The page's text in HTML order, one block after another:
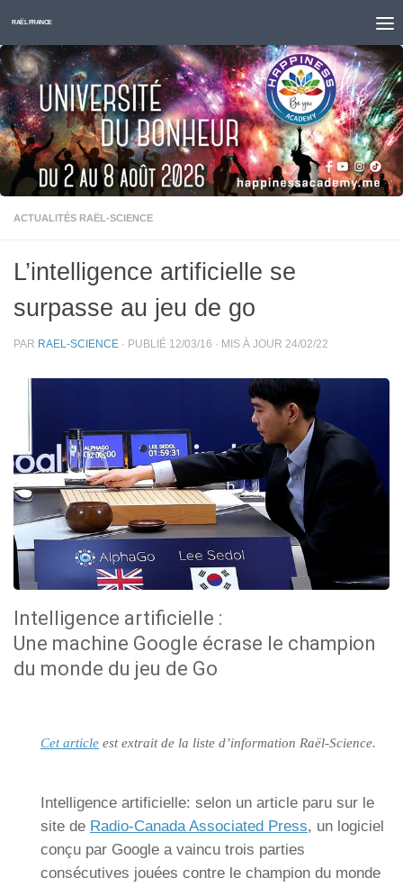
Skip to content
RAËL FRANCE
ACTUALITÉS RAËL-SCIENCE
L’intelligence artificielle se
surpasse au jeu de go
PAR RAEL-SCIENCE · PUBLIÉ 12/03/16 · MIS À JOUR 24/02/22
Intelligence artificielle :
Une machine Google écrase le champion
du monde du jeu de Go
Cet article est extrait de la liste d’information Raël-Science.
Intelligence artificielle: selon un article paru sur le
site de Radio-Canada Associated Press, un logiciel
conçu par Google a vaincu trois parties
consécutives jouées contre le champion du monde